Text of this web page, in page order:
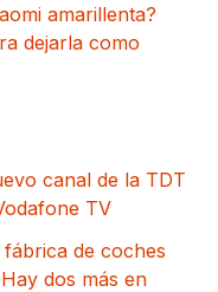
amarillenta?
dejarla como
canal de la TDT
TV
de coches
dos más en